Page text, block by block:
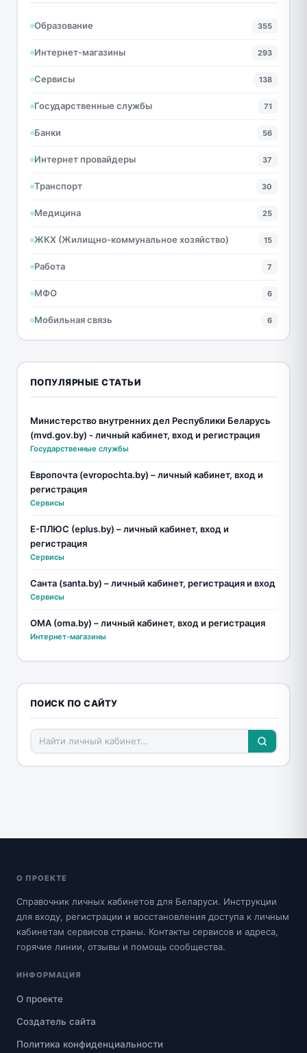
Образование 355
Интернет-магазины 293
Сервисы 138
Государственные службы 71
Банки 56
Интернет провайдеры 37
Транспорт 30
Медицина 25
ЖКХ (Жилищно-коммунальное хозяйство) 15
Работа 7
МФО 6
Мобильная связь 6
ПОПУЛЯРНЫЕ СТАТЬИ
Министерство внутренних дел Республики Беларусь
(mvd.gov.by) - личный кабинет, вход и регистрация
Государственные службы
Европочта (evropochta.by) – личный кабинет, вход и
регистрация
Сервисы
Е-ПЛЮС (eplus.by) – личный кабинет, вход и
регистрация
Сервисы
Санта (santa.by) – личный кабинет, регистрация и вход
Сервисы
ОМА (oma.by) – личный кабинет, вход и регистрация
Интернет-магазины
ПОИСК ПО САЙТУ
О ПРОЕКТЕ
Справочник личных кабинетов для Беларуси. Инструкции
для входу, регистрации и восстановления доступа к личным
кабинетам сервисов страны. Контакты сервисов и адреса,
горячие линии, отзывы и помощь сообщества.
ИНФОРМАЦИЯ
О проекте
Создатель сайта
Политика конфиденциальности